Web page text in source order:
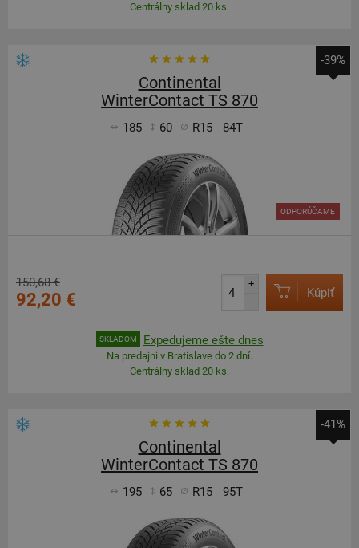
Centrálny sklad 20 ks.
-39%
Continental
WinterContact TS 870
185 60 R15 84T
ODPORÚČAME
150,68 €
92,20 €
+
–
Kúpiť
SKLADOM Expedujeme ešte dnes
Na predajni v Bratislave do 2 dní.
Centrálny sklad 20 ks.
-41%
Continental
WinterContact TS 870
195 65 R15 95T